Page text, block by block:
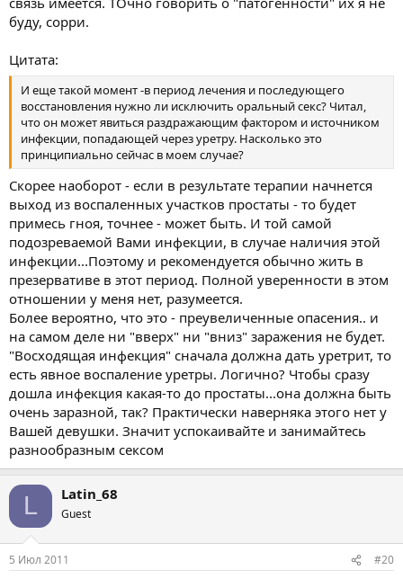
этому поводу. Да, после операции по поводу варикоцеле в
течение некоторого времени эти включения из спермы
кол-ве. Является ли это признаком застоя/воспаления или это
нормально?
буду, сорри.
Цитата:
И еще такой момент -в период лечения и последующего
восстановления нужно ли исключить оральный секс? Читал,
что он может явиться раздражающим фактором и источником
инфекции, попадающей через уретру. Насколько это
принципиально сейчас в моем случае?
Скорее наоборот - если в результате терапии начнется
выход из воспаленных участков простаты - то будет
примесь гноя, точнее - может быть. И той самой
подозреваемой Вами инфекции, в случае наличия этой
инфекции...Поэтому и рекомендуется обычно жить в
презервативе в этот период. Полной уверенности в этом
отношении у меня нет, разумеется.
Более вероятно, что это - преувеличенные опасения.. и
на самом деле ни "вверх" ни "вниз" заражения не будет.
"Восходящая инфекция" сначала должна дать уретрит, то
есть явное воспаление уретры. Логично? Чтобы сразу
дошла инфекция какая-то до простаты...она должна быть
очень заразной, так? Практически наверняка этого нет у
Вашей девушки. Значит успокаивайте и занимайтесь
разнообразным сексом
L Latin_68
Guest
5 Июл 2011 #20